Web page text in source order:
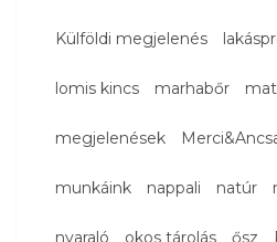
Külföldi megjelenés
lomis kincs marhabőr
megjelenések
munkáink nappali natúr
nyaraló okos tárolás ősz